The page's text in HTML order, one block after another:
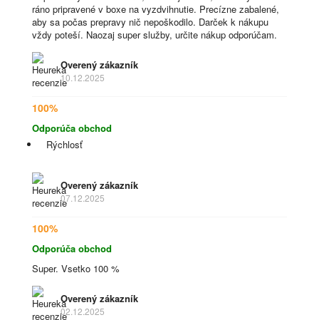
ráno pripravené v boxe na vyzdvihnutie. Precízne zabalené,
aby sa počas prepravy nič nepoškodilo. Darček k nákupu
vždy poteší. Naozaj super služby, určite nákup odporúčam.
Overený zákazník
10.12.2025
100%
Odporúča obchod
Rýchlosť
Overený zákazník
07.12.2025
100%
Odporúča obchod
Super. Vsetko 100 %
Overený zákazník
02.12.2025